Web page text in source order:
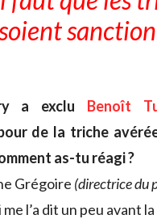
a exclu Benoît
de la triche
as-tu réagi ?
Grégoire (directrice du
me l’a dit un peu avant